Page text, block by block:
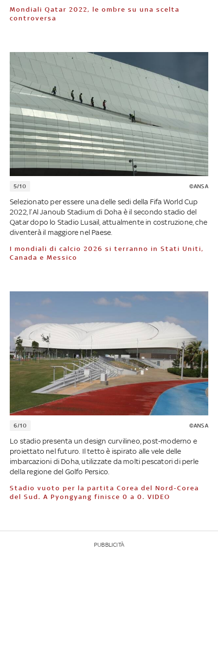
Mondiali Qatar 2022, le ombre su una scelta
controversa
5/10 ©ANSA
Selezionato per essere una delle sedi della Fifa World Cup
2022, l’Al Janoub Stadium di Doha è il secondo stadio del
Qatar dopo lo Stadio Lusail, attualmente in costruzione, che
diventerà il maggiore nel Paese.
I mondiali di calcio 2026 si terranno in Stati Uniti,
Canada e Messico
6/10 ©ANSA
Lo stadio presenta un design curvilineo, post-moderno e
proiettato nel futuro. Il tetto è ispirato alle vele delle
imbarcazioni di Doha, utilizzate da molti pescatori di perle
della regione del Golfo Persico.
Stadio vuoto per la partita Corea del Nord-Corea
del Sud. A Pyongyang finisce 0 a 0. VIDEO
PUBBLICITÀ